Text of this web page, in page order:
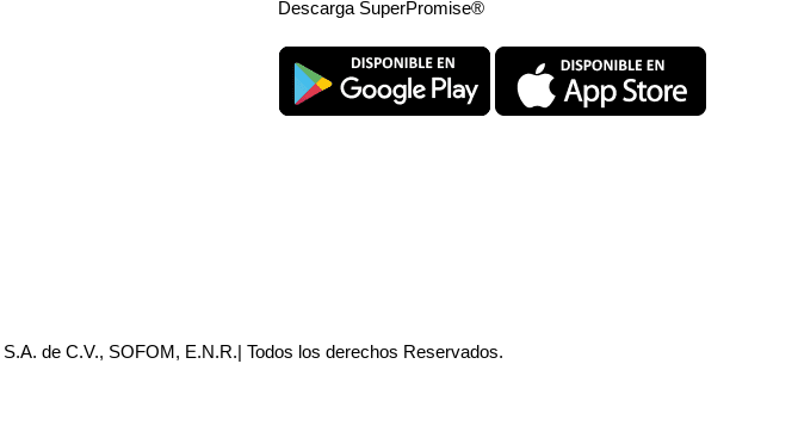
Descarga SuperPromise®
de C.V., SOFOM, E.N.R.| Todos los derechos Reservados.